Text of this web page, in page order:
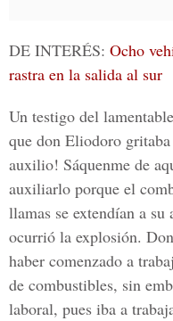
DE INTERÉS: Ocho
rastra en la salida al sur
Un testigo del
que don Eliodoro
auxilio! Sáquenme de
auxiliarlo porque el
llamas se extendían a
ocurrió la explosión.
haber comenzado a
de combustibles, sin
laboral, pues iba a